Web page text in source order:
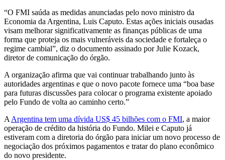
“O FMI saúda as medidas anunciadas pelo novo ministro da
Economia da Argentina, Luis Caputo. Estas ações iniciais ousadas
visam melhorar significativamente as finanças públicas de uma
forma que proteja os mais vulneráveis da sociedade e fortaleça o
regime cambial”, diz o documento assinado por Julie Kozack,
diretor de comunicação do órgão.
A organização afirma que vai continuar trabalhando junto às
autoridades argentinas e que o novo pacote fornece uma “boa base
para futuras discussões para colocar o programa existente apoiado
pelo Fundo de volta ao caminho certo.”
A Argentina tem uma dívida US$ 45 bilhões com o FMI, a maior
operação de crédito da história do Fundo. Milei e Caputo já
estiveram com a diretoria do órgão para iniciar um novo processo de
negociação dos próximos pagamentos e tratar do plano econômico
do novo presidente.